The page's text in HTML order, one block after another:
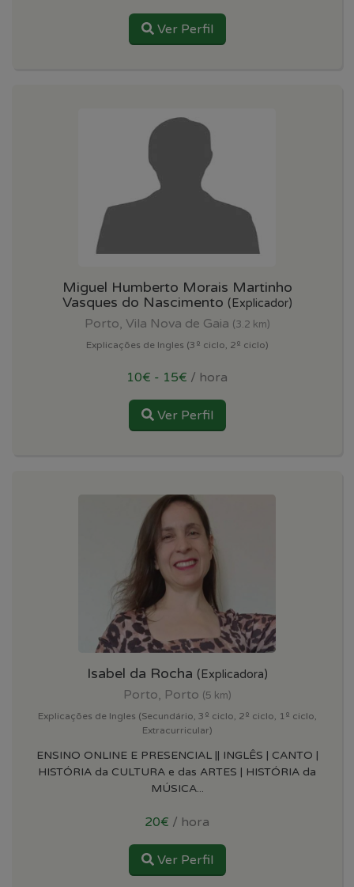
Ver Perfil
Miguel Humberto Morais Martinho
Vasques do Nascimento (Explicador)
Porto, Vila Nova de Gaia (3.2 km)
Explicações de Ingles (3º ciclo, 2º ciclo)
10€ - 15€ / hora
Ver Perfil
Isabel da Rocha (Explicadora)
Porto, Porto (5 km)
Explicações de Ingles (Secundário, 3º ciclo, 2º ciclo, 1º ciclo,
Extracurricular)
ENSINO ONLINE E PRESENCIAL || INGLÊS | CANTO |
HISTÓRIA da CULTURA e das ARTES | HISTÓRIA da
MÚSICA...
20€ / hora
Ver Perfil